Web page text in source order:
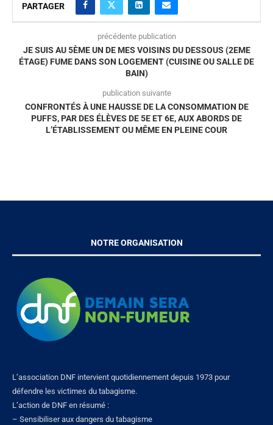
PARTAGER
précédente publication
JE SUIS AU 5ÈME UN DE MES VOISINS DU DESSOUS (2EME
ÉTAGE) FUME DANS SON LOGEMENT (CUISINE OU SALLE DE
BAIN)
publication suivante
CONFRONTÉS À UNE HAUSSE DE LA CONSOMMATION DE
PUFFS, PAR DES ÉLÈVES DE 5E ET 6E, AUX ABORDS DE
L’ÉTABLISSEMENT OU MÊME EN PLEINE COUR
NOTRE ORGANISATION
L’association DNF intervient quotidiennement depuis 1973 pour
défendre les victimes du tabagisme.
L’action de DNF en résumé :
– Sensibiliser aux dangers du tabagisme